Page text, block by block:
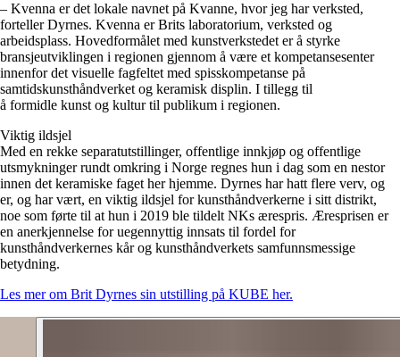
– Kvenna er det lokale navnet på Kvanne, hvor jeg har verksted,
forteller Dyrnes. Kvenna er Brits laboratorium, verksted og
arbeidsplass. Hovedformålet med kunstverkstedet er å styrke
bransjeutviklingen i regionen gjennom å være et kompetansesenter
innenfor det visuelle fagfeltet med spisskompetanse på
samtidskunsthåndverket og keramisk displin. I tillegg til
å formidle kunst og kultur til publikum i regionen.
Viktig ildsjel
Med en rekke separatutstillinger, offentlige innkjøp og offentlige
utsmykninger rundt omkring i Norge regnes hun i dag som en nestor
innen det keramiske faget her hjemme. Dyrnes har hatt flere verv, og
er, og har vært, en viktig ildsjel for kunsthåndverkerne i sitt distrikt,
noe som førte til at hun i 2019 ble tildelt NKs ærespris. Æresprisen er
en anerkjennelse for uegennyttig innsats til fordel for
kunsthåndverkernes kår og kunsthåndverkets samfunnsmessige
betydning.
Les mer om Brit Dyrnes sin utstilling på KUBE her.